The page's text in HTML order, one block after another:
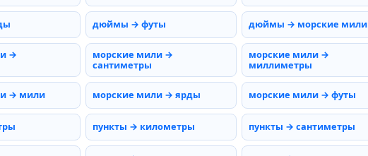
дюймы → футы дюймы → морские мили
→
морские мили →
сантиметры
морские мили →
миллиметры
→ мили морские мили → ярды морские мили → футы
пункты → километры пункты → сантиметры